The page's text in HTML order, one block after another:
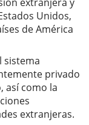
Unidos,
de América
sistema
privado
así como la
extranjeras.